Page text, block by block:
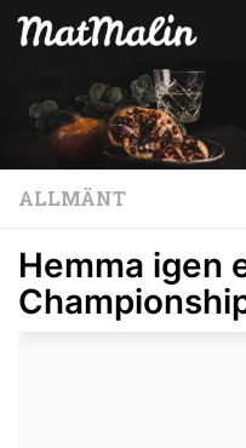
Hoppa till innehåll
ALLMÄNT
Hemma igen